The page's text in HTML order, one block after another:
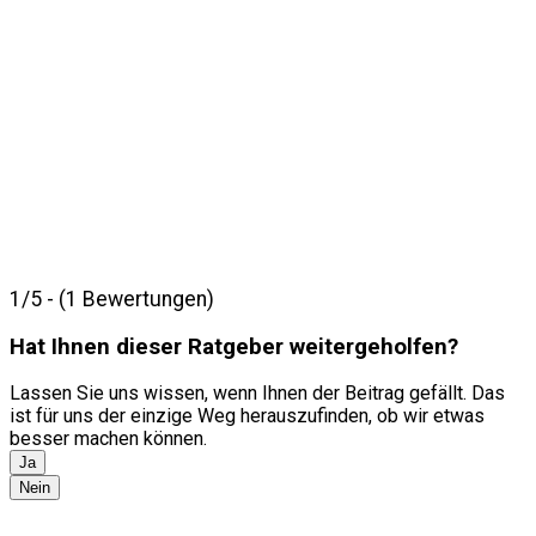
1/5 - (1 Bewertungen)
Hat Ihnen dieser Ratgeber weitergeholfen?
Lassen Sie uns wissen, wenn Ihnen der Beitrag gefällt. Das
ist für uns der einzige Weg herauszufinden, ob wir etwas
besser machen können.
Ja
Nein